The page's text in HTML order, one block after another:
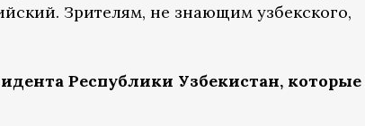
Зрителям, не знающим узбекского,
Республики Узбекистан, которые